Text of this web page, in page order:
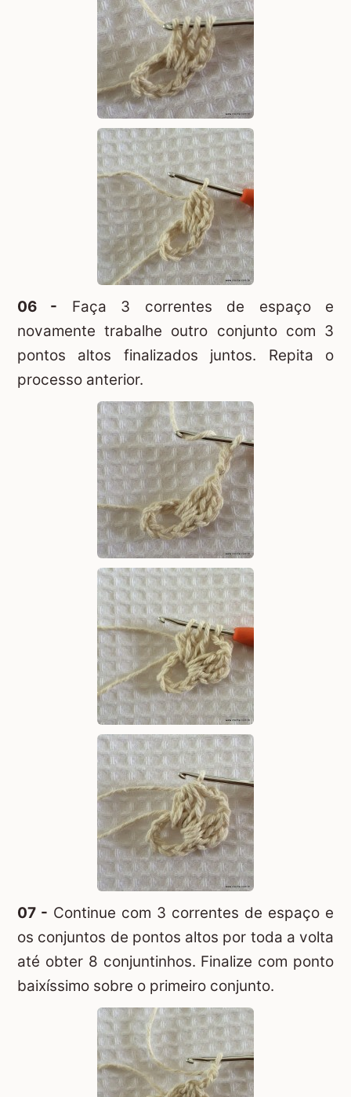
06 - Faça 3 correntes de espaço e
novamente trabalhe outro conjunto com 3
pontos altos finalizados juntos. Repita o
processo anterior.
07 - Continue com 3 correntes de espaço e
os conjuntos de pontos altos por toda a volta
até obter 8 conjuntinhos. Finalize com ponto
baixíssimo sobre o primeiro conjunto.